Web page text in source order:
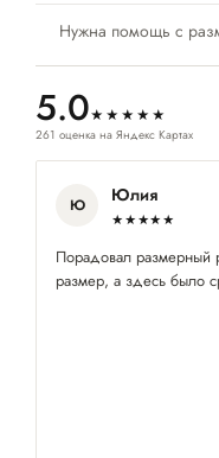
Нужна помощь с
5.0★★★★★
261 оценка на Яндекс Картах
Ю Юлия
★★★★★
Порадовал размерный
размер, а здесь было